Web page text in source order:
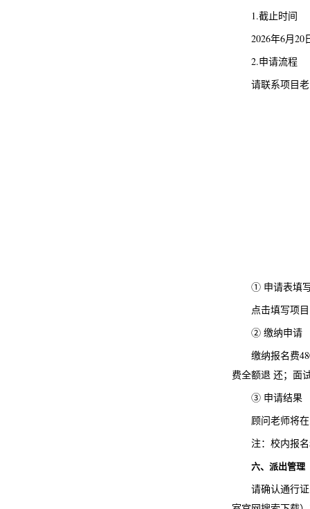
1.截止时间
2026年6月20
2.申请流程
请联系项目
① 申请表填
点击填写项
② 缴纳申请
缴纳报名费
费全额退 还；面
③ 申请结果
顾问老师将
注：校内报
六、派出管理
请确认通行